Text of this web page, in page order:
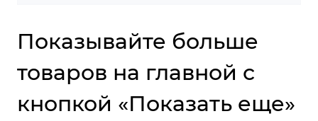
Показывайте больше
товаров на главной с
кнопкой «Показать еще»